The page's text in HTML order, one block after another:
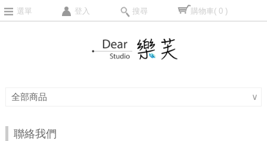
選單 登入 搜尋 購物車( 0 )
全部商品 ∨
聯絡我們